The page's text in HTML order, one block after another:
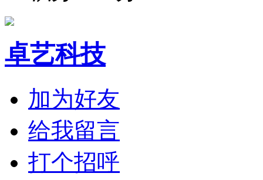
卓艺科技
加为好友
给我留言
打个招呼